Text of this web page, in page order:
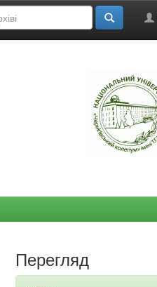
Перегляд